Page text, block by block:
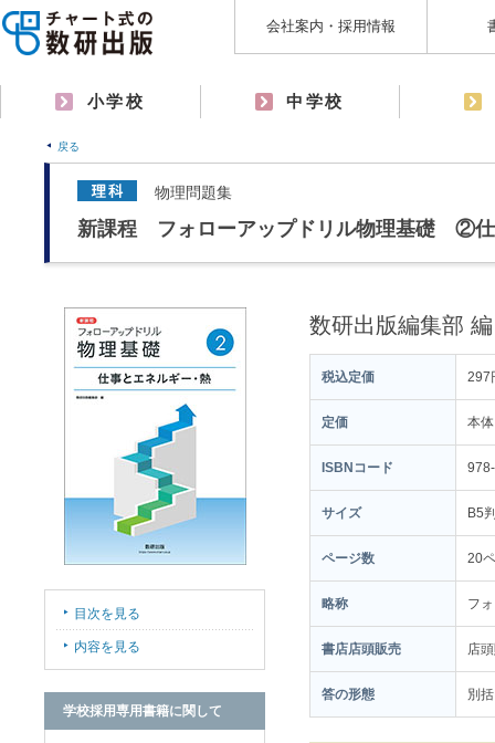
会社案内・採用情報
小学校 中学校
戻る
物理問題集
新課程 フォローアップドリル物理基礎 ②仕
数研出版編集部 編
税込定価 297
定価 本
ISBNコード
サイズ B5
ページ数 20
略称 フ
書店店頭販売 店
答の形態 別
目次を見る
内容を見る
学校採用専用書籍に関して